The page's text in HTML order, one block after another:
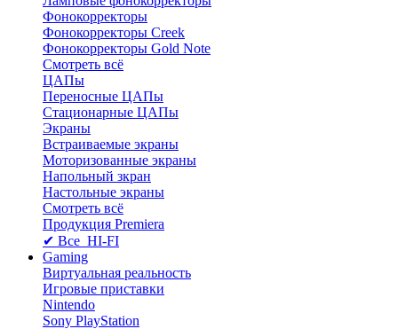
Фонокорректоры
Фонокорректоры Creek
Фонокорректоры Gold Note
Смотреть всё
ЦАПы
Переносные ЦАПы
Стационарные ЦАПы
Экраны
Встраиваемые экраны
Моторизованные экраны
Напольный зкран
Настольные экраны
Смотреть всё
Продукция Premiera
✔ Все HI-FI
Gaming
Виртуальная реальность
Игровые приставки
Nintendo
Sony PlayStation